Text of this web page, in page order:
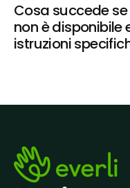
Cosa succede se
non è disponibile
istruzioni